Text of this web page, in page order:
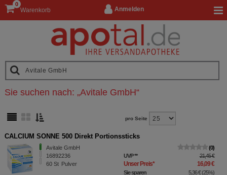
Anmelden
Warenkorb
0
Sie suchen nach: „Avitale GmbH“
pro Seite
CALCIUM SONNE 500 Direkt Portionssticks
Avitale GmbH
16892236
60 St Pulver
0
UVP** 21,45 €
Unser Preis* 16,09 €
Sie sparen 5,36 €(25%)